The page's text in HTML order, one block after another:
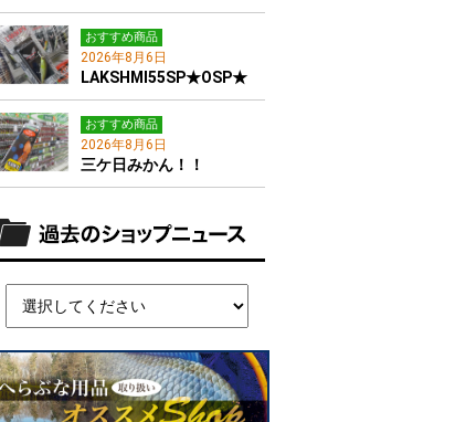
おすすめ商品
2026年8月6日
LAKSHMI55SP★OSP★
おすすめ商品
2026年8月6日
三ケ日みかん！！